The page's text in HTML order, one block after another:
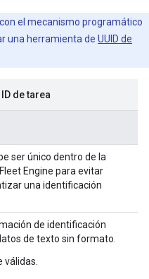
el mecanismo programático
una herramienta de UUID de
de tarea
ser único dentro de la
Engine para evitar
una identificación
de identificación
de texto sin formato.
válidas.